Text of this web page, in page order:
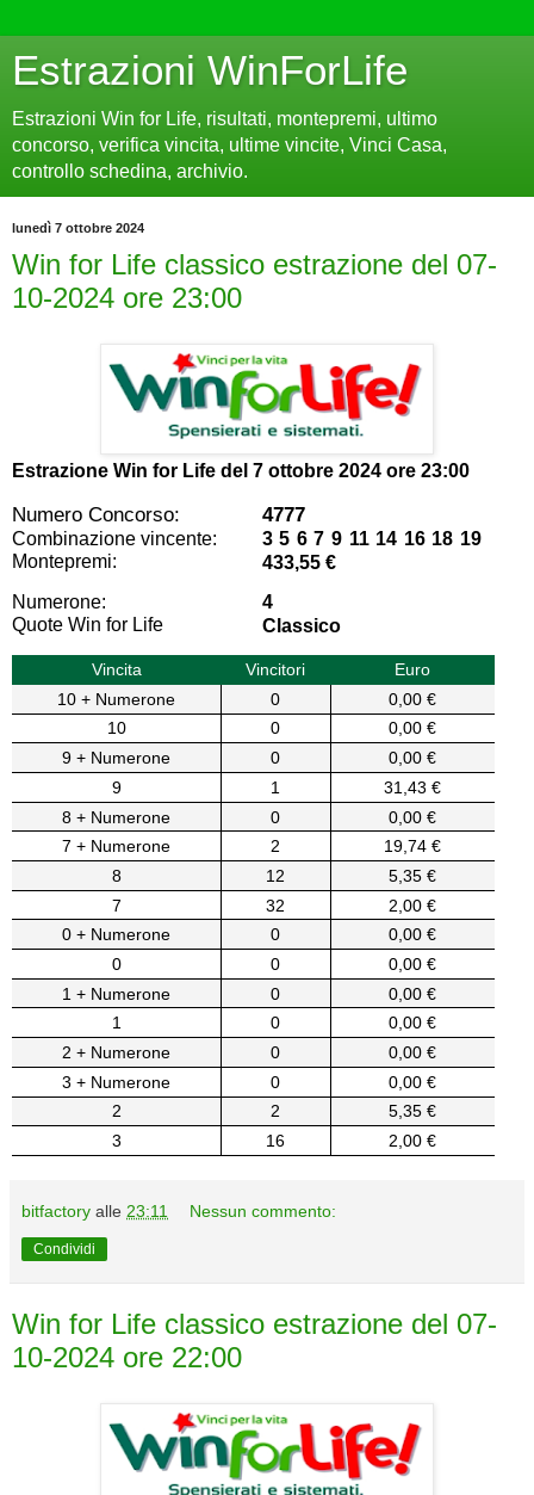
Estrazioni WinForLife
Estrazioni Win for Life, risultati, montepremi, ultimo
concorso, verifica vincita, ultime vincite, Vinci Casa,
controllo schedina, archivio.
lunedì 7 ottobre 2024
Win for Life classico estrazione del 07-
10-2024 ore 23:00
Estrazione Win for Life del 7 ottobre 2024 ore 23:00
Numero Concorso: 4777
Combinazione vincente:
3 5 6 7 9 11 14 16 18 19
Montepremi:
433,55 €
Numerone:
4
Quote Win for Life
Classico
Vincita Vincitori
Euro
10 + Numerone
0
0,00 €
10
0
0,00 €
9 + Numerone
0
0,00 €
9
1
31,43 €
8 + Numerone
0
0,00 €
7 + Numerone
2
19,74 €
8
12
5,35 €
7
32
2,00 €
0 + Numerone
0
0,00 €
0
0
0,00 €
1 + Numerone
0
0,00 €
1
0
0,00 €
2 + Numerone
0
0,00 €
3 + Numerone
0
0,00 €
2
2
5,35 €
3
16 2,00 €
bitfactory alle 23:11 Nessun commento:
Condividi
Win for Life classico estrazione del 07-
10-2024 ore 22:00